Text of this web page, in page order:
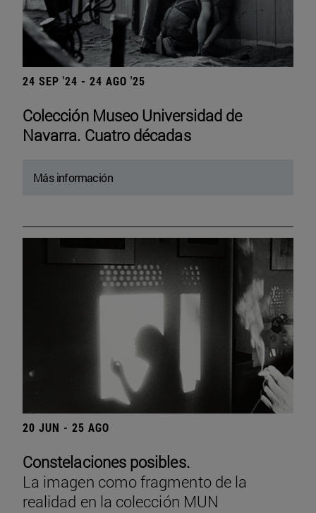
24 SEP '24 - 24 AGO '25
Colección Museo Universidad de
Navarra. Cuatro décadas
Más información
20 JUN - 25 AGO
Constelaciones posibles.
La imagen como fragmento de la
realidad en la colección MUN